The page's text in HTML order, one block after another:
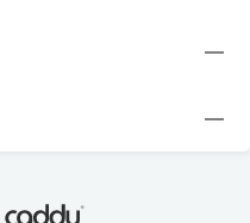
—
—